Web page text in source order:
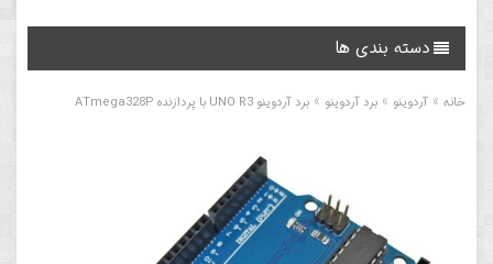
دسته بندی ها
خانه » آردوینو » برد آردوینو » برد آردوینو UNO R3 با پردازنده ATmega328P